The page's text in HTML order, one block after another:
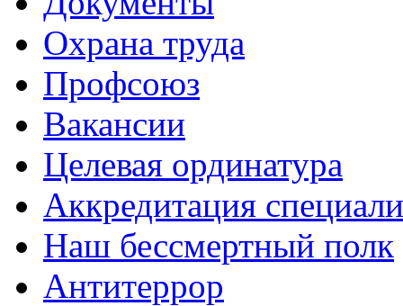
Охрана труда
Профсоюз
Вакансии
Целевая ординатура
Аккредитация
Наш бессмертный полк
Антитеррор